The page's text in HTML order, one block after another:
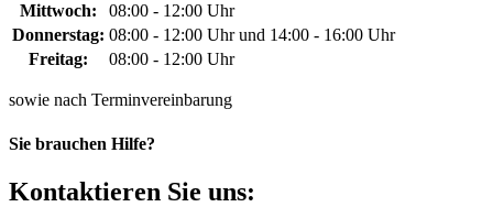
Mittwoch:
08:00 - 12:00 Uhr
Donnerstag: 08:00 - 12:00 Uhr und 14:00 - 16:00 Uhr
Freitag:
08:00 - 12:00 Uhr
sowie nach Terminvereinbarung
Sie brauchen Hilfe?
Kontaktieren Sie uns: